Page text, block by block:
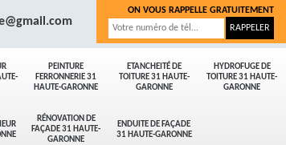
PEINTURE
FERRONNERIE 31
HAUTE-GARONNE
ETANCHEITÉ DE
TOITURE 31 HAUTE-
GARONNE
HYDROFUGE DE
TOITURE 31 HAUTE-
GARONNE
RÉNOVATION DE
FAÇADE 31 HAUTE-
GARONNE
ENDUITE DE FAÇADE
31 HAUTE-GARONNE
ON VOUS RAPPELLE GRATUITEMENT